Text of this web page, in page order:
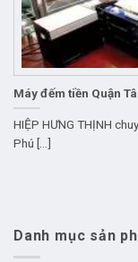
Danh mục sản
Máy đếm tiền Quận
HIỆP HƯNG THỊNH
Phú [...]